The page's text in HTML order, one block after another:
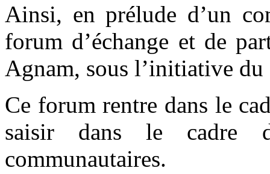
Ainsi, en prélude d’un
forum d’échange et de
Agnam, sous l’initiative
Ce forum rentre dans le
saisir dans le cadre
communautaires.